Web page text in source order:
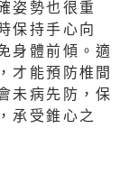
姿勢也很重
保持手心向
身體前傾。適
才能預防椎間
未病先防，保
承受錐心之